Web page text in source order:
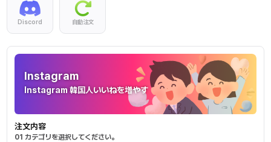
Discord 自動注文
Instagram
Instagram
Instagram 韓国人いいねを増やす
注文内容
01 カテゴリを選択してください。